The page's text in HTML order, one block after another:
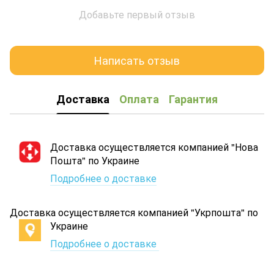
Добавьте первый отзыв
Написать отзыв
Доставка Оплата Гарантия
Доставка осуществляется компанией "Нова
Пошта" по Украине
Подробнее о доставке
Доставка осуществляется компанией "Укрпошта" по
Украине
Подробнее о доставке